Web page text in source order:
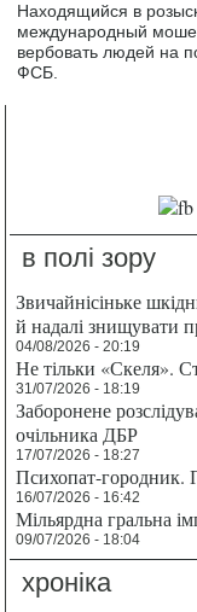
Находящийся в
международный
вербовать людей на
ФСБ.
в полі зору
Звичайнісіньке
й надалі знищувати
04/08/2026 - 20:19
Не тільки «Скеля».
31/07/2026 - 18:19
Заборонене
очільника ДБР
17/07/2026 - 18:27
Психопат-городник.
16/07/2026 - 16:42
Мільярдна гральна
09/07/2026 - 18:04
хроніка